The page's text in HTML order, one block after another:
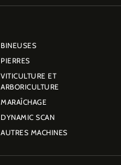
BINEUSES
PIERRES
VITICULTURE ET
ARBORICULTURE
MARAÎCHAGE
DYNAMIC SCAN
AUTRES MACHINES